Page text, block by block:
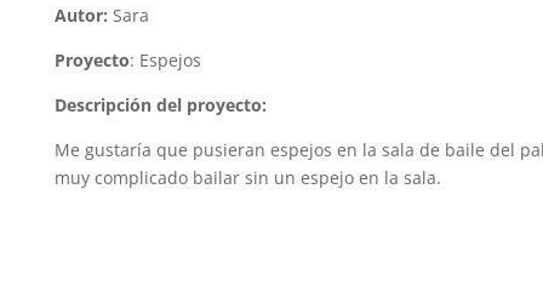
Autor: Sara
Proyecto: Espejos
Descripción del proyecto:
Me gustaría que pusieran espejos en la sala de baile del
muy complicado bailar sin un espejo en la sala.